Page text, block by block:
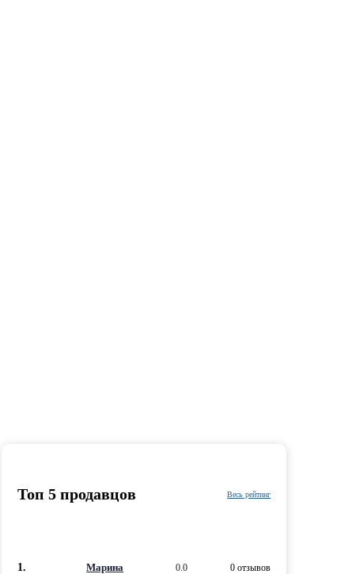
Топ 5 продавцов Весь рейтинг
1. Марина 0.0 0 отзывов